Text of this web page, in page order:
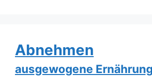
Abnehmen
ausgewogene Ernährung